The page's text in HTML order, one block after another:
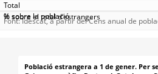
Font: Idescat, a partir del Cens anual de